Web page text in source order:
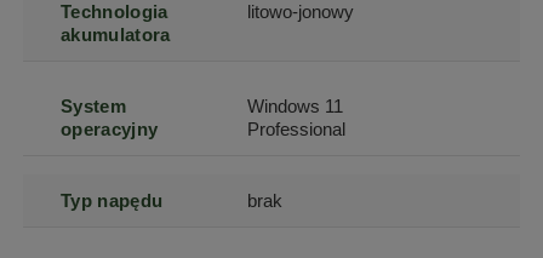
Technologia
akumulatora
litowo-jonowy
System
operacyjny
Windows 11
Professional
Typ napędu brak